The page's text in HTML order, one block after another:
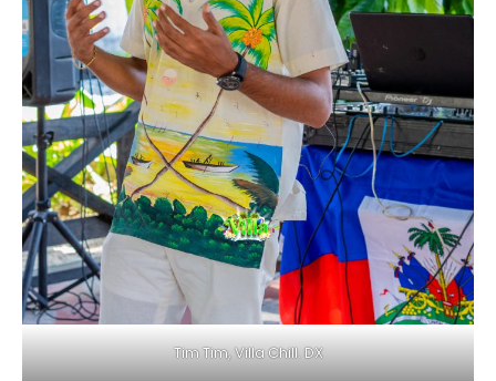
Tim Tim, Villa Chill. DX